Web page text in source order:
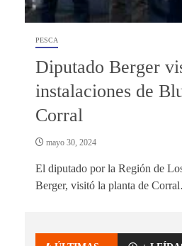
PESCA
Diputado Berger
instalaciones de
Corral
mayo 30, 2024
El diputado por la Región de
Berger, visitó la planta de